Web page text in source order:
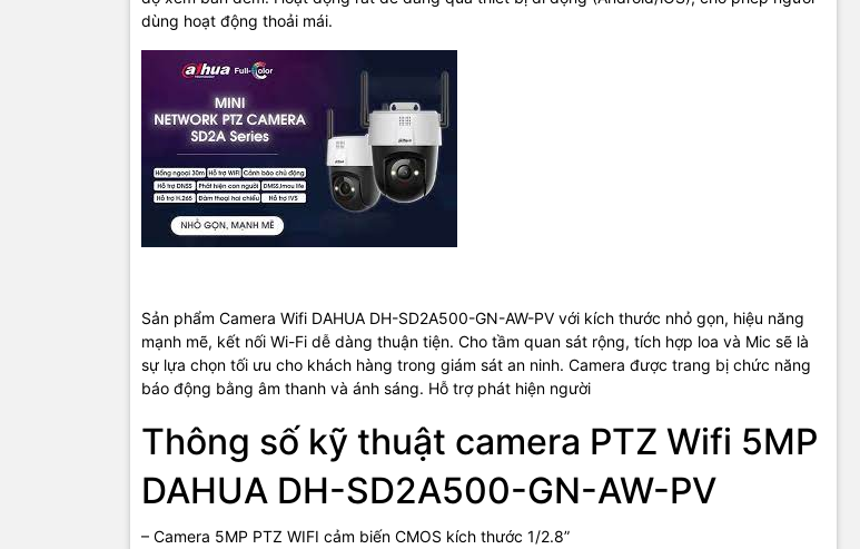
dùng hoạt động thoải mái.
Sản phẩm Camera Wifi DAHUA DH-SD2A500-GN-AW-PV với kích thước nhỏ gọn, hiệu năng
mạnh mẽ, kết nối Wi-Fi dễ dàng thuận tiện. Cho tầm quan sát rộng, tích hợp loa và Mic sẽ là
sự lựa chọn tối ưu cho khách hàng trong giám sát an ninh. Camera được trang bị chức năng
báo động bằng âm thanh và ánh sáng. Hỗ trợ phát hiện người
Thông số kỹ thuật camera PTZ Wifi 5MP
DAHUA DH-SD2A500-GN-AW-PV
– Camera 5MP PTZ WIFI cảm biến CMOS kích thước 1/2.8”